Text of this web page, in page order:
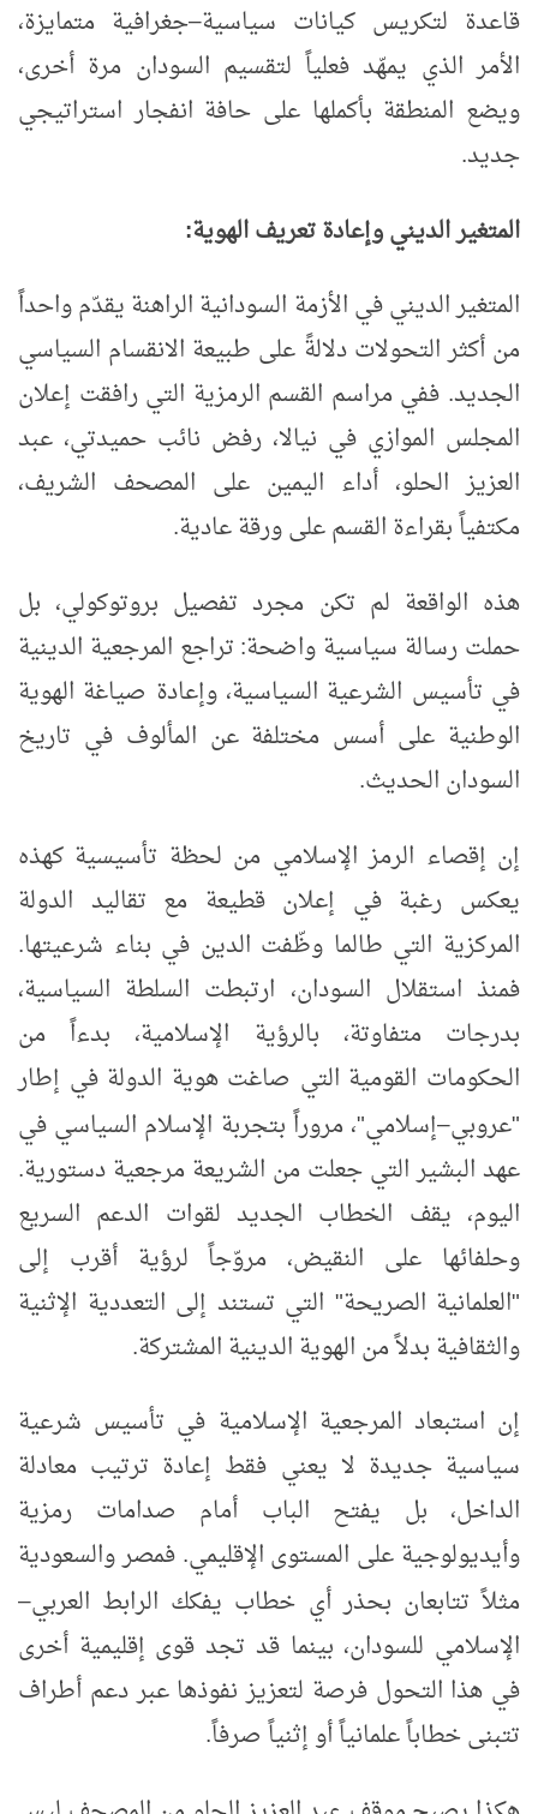
قاعدة لتكريس كيانات سياسية–جغرافية متمايزة،
الأمر الذي يمهّد فعلياً لتقسيم السودان مرة أخرى،
ويضع المنطقة بأكملها على حافة انفجار استراتيجي
جديد.
المتغير الديني وإعادة تعريف الهوية:
المتغير الديني في الأزمة السودانية الراهنة يقدّم واحداً
من أكثر التحولات دلالةً على طبيعة الانقسام السياسي
الجديد. ففي مراسم القسم الرمزية التي رافقت إعلان
المجلس الموازي في نيالا، رفض نائب حميدتي، عبد
العزيز الحلو، أداء اليمين على المصحف الشريف،
مكتفياً بقراءة القسم على ورقة عادية.
هذه الواقعة لم تكن مجرد تفصيل بروتوكولي، بل
حملت رسالة سياسية واضحة: تراجع المرجعية الدينية
في تأسيس الشرعية السياسية، وإعادة صياغة الهوية
الوطنية على أسس مختلفة عن المألوف في تاريخ
السودان الحديث.
إن إقصاء الرمز الإسلامي من لحظة تأسيسية كهذه
يعكس رغبة في إعلان قطيعة مع تقاليد الدولة
المركزية التي طالما وظّفت الدين في بناء شرعيتها.
فمنذ استقلال السودان، ارتبطت السلطة السياسية،
بدرجات متفاوتة، بالرؤية الإسلامية، بدءاً من
الحكومات القومية التي صاغت هوية الدولة في إطار
"عروبي–إسلامي"، مروراً بتجربة الإسلام السياسي في
عهد البشير التي جعلت من الشريعة مرجعية دستورية.
اليوم، يقف الخطاب الجديد لقوات الدعم السريع
وحلفائها على النقيض، مروّجاً لرؤية أقرب إلى
"العلمانية الصريحة" التي تستند إلى التعددية الإثنية
والثقافية بدلاً من الهوية الدينية المشتركة.
إن استبعاد المرجعية الإسلامية في تأسيس شرعية
سياسية جديدة لا يعني فقط إعادة ترتيب معادلة
الداخل، بل يفتح الباب أمام صدامات رمزية
وأيديولوجية على المستوى الإقليمي. فمصر والسعودية
مثلاً تتابعان بحذر أي خطاب يفكك الرابط العربي–
الإسلامي للسودان، بينما قد تجد قوى إقليمية أخرى
في هذا التحول فرصة لتعزيز نفوذها عبر دعم أطراف
تتبنى خطاباً علمانياً أو إثنياً صرفاً.